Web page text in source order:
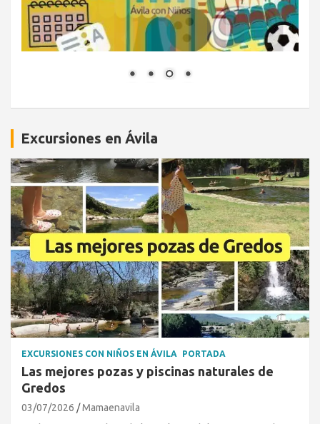
Excursiones en Ávila
EXCURSIONES CON NIÑOS EN ÁVILA PORTADA
Las mejores pozas y piscinas naturales de
Gredos
03/07/2026 Mamaenavila